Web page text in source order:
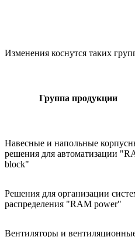
Изменения коснутся таких
Группа продукции
Навесные и напольные
решения для автоматизации
block"
Решения для организации
распределения "RAM power"
Вентиляторы и